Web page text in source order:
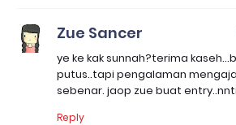
Zue Sancer
ye ke kak sunnah?terima
putus..tapi pengalaman
sebenar. jaop zue buat
Reply